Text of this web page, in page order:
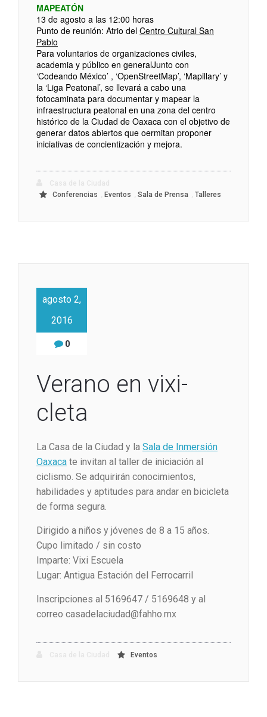
MAPEATÓN
13 de agosto a las 12:00 horas
Punto de reunión: Atrio del Centro Cultural San
Pablo
Para voluntarios de organizaciones civiles,
academia y público en generalJunto con
‘Codeando México’ , ‘OpenStreetMap’, ‘Mapillary’ y
la ‘Liga Peatonal’, se llevará a cabo una
fotocaminata para documentar y mapear la
infraestructura peatonal en una zona del centro
histórico de la Ciudad de Oaxaca con el objetivo de
generar datos abiertos que oermitan proponer
iniciativas de concientización y mejora.
Conferencias
Eventos Sala de Prensa Talleres
agosto 2,
2016
0
Verano en vixi-
cleta
La Casa de la Ciudad y la Sala de Inmersión
Oaxaca te invitan al taller de iniciación al
ciclismo. Se adquirirán conocimientos,
habilidades y aptitudes para andar en bicicleta
de forma segura.
Dirigido a niños y jóvenes de 8 a 15 años.
Cupo limitado / sin costo
Imparte: Vixi Escuela
Lugar: Antigua Estación del Ferrocarril
Inscripciones al 5169647 / 5169648 y al
correo casadelaciudad@fahho.mx
Eventos